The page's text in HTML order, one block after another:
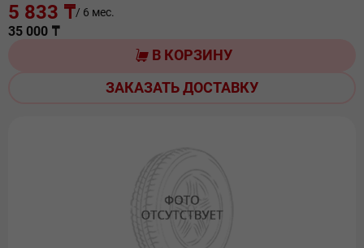
5 833 ₸/ 6 мес.
35 000 ₸
В КОРЗИНУ
ЗАКАЗАТЬ ДОСТАВКУ